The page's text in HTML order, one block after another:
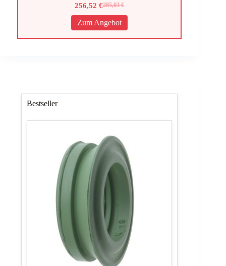
285,03€
Ursprünglicher
Preis
war:
285,03 €
256,52€
Aktueller
Preis
ist:
256,52 €.
Zum Angebot
Bestseller